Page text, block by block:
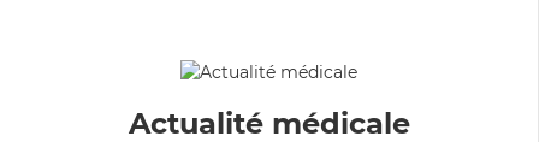
Actualité médicale